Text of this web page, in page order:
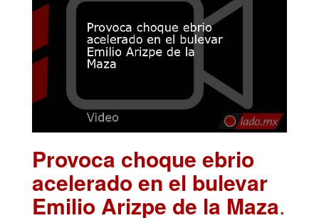
Provoca choque ebrio
acelerado en el bulevar
Emilio Arizpe de la Maza.